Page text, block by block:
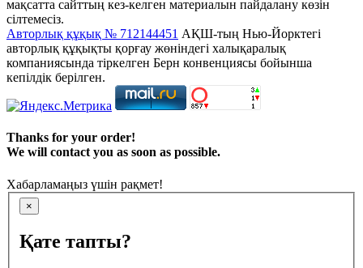
мақсатта сайттың кез-келген материалын пайдалану көзін
сілтемесіз.
Авторлық құқық № 712144451 АҚШ-тың Нью-Йорктегі
авторлық құқықты қорғау жөніндегі халықаралық
компаниясында тіркелген Берн конвенциясы бойынша
кепілдік берілген.
Thanks for your order!
We will contact you as soon as possible.
Хабарламаңыз үшін рақмет!
×
Қате тапты?